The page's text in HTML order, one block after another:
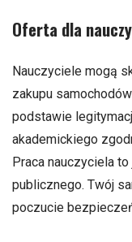
Oferta dla
Nauczyciele mogą
zakupu
podstawie
akademickiego
Praca nauczyciela
publicznego. Twój
poczucie